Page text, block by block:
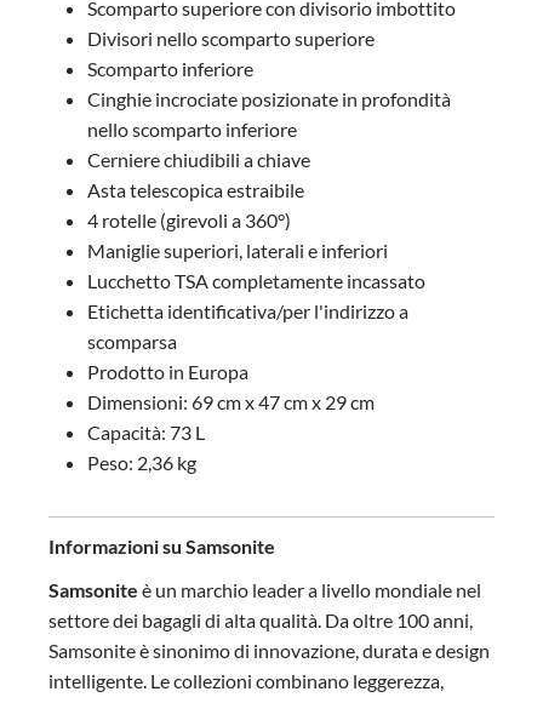
Scomparto superiore con divisorio imbottito
Divisori nello scomparto superiore
Scomparto inferiore
Cinghie incrociate posizionate in profondità
nello scomparto inferiore
Cerniere chiudibili a chiave
Asta telescopica estraibile
4 rotelle (girevoli a 360°)
Maniglie superiori, laterali e inferiori
Lucchetto TSA completamente incassato
Etichetta identificativa/per l'indirizzo a
scomparsa
Prodotto in Europa
Dimensioni: 69 cm x 47 cm x 29 cm
Capacità: 73 L
Peso: 2,36 kg
Informazioni su Samsonite
Samsonite è un marchio leader a livello mondiale nel
settore dei bagagli di alta qualità. Da oltre 100 anni,
Samsonite è sinonimo di innovazione, durata e design
intelligente. Le collezioni combinano leggerezza,